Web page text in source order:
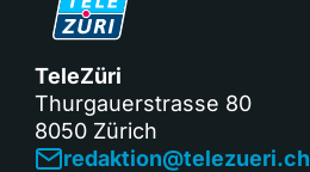
TeleZüri
Thurgauerstrasse 80
8050 Zürich
redaktion@telezueri.ch